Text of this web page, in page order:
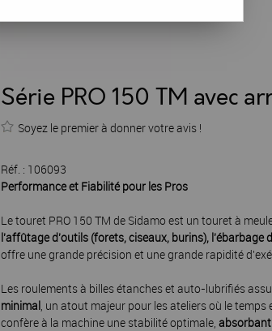
Série PRO 150 TM avec
Soyez le premier à donner votre avis !
Réf. : 106093
Performance et Fiabilité pour les Pros
Le touret PRO 150 TM de Sidamo est un touret à
l'affûtage d'outils (forets, ciseaux, burins), l'ébarbage
offre une grande précision et une grande rapidité
Les roulements à billes étanches et auto-lubrifiés
minimal, un atout majeur pour les ateliers où le
confère à la machine une stabilité optimale,